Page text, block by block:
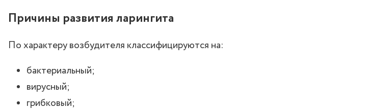
Причины развития ларингита
По характеру возбудителя классифицируются на:
бактериальный;
вирусный;
грибковый;